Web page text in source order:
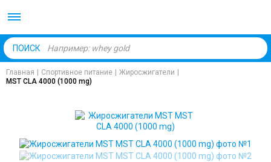
ПОИСК
Главная Спортивное питание Жиросжигатели
MST CLA 4000 (1000 mg)